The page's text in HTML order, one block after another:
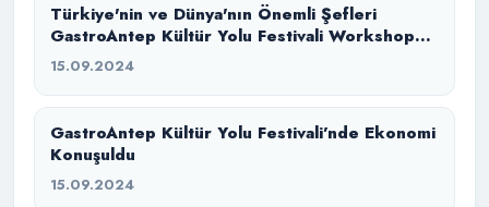
Türkiye'nin ve Dünya'nın Önemli Şefleri
GastroAntep Kültür Yolu Festivali Workshop
Mutfağında Bir Araya Geldi
15.09.2024
GastroAntep Kültür Yolu Festivali’nde Ekonomi
Konuşuldu
15.09.2024